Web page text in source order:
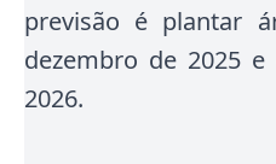
previsão é plantar
dezembro de 2025
2026.